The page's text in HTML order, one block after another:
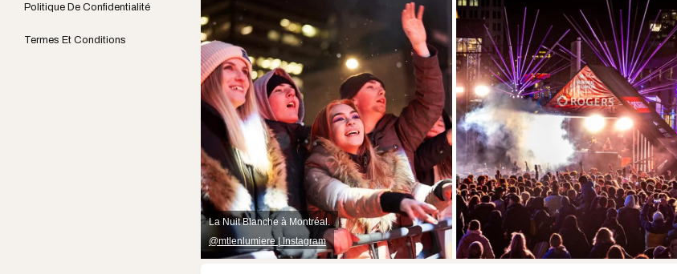
Politique De Confidentialité
Termes Et Conditions
La Nuit Blanche à Montréal.
@mtlenlumiere | Instagram